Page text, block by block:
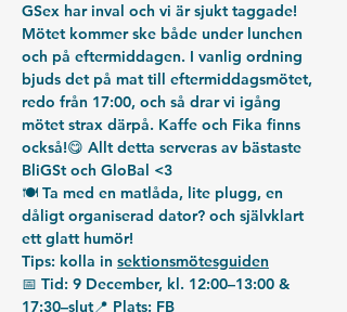
GSex har inval och vi är sjukt taggade!
Mötet kommer ske både under lunchen
och på eftermiddagen. I vanlig ordning
bjuds det på mat till eftermiddagsmötet,
redo från 17:00, och så drar vi igång
mötet strax därpå. Kaffe och Fika finns
också!😋 Allt detta serveras av bästaste
BliGSt och GloBal <3
🍽️ Ta med en matlåda, lite plugg, en
dåligt organiserad dator? och självklart
ett glatt humör!
Tips: kolla in sektionsmötesguiden
📅 Tid: 9 December, kl. 12:00–13:00 &
17:30–slut📍 Plats: FB